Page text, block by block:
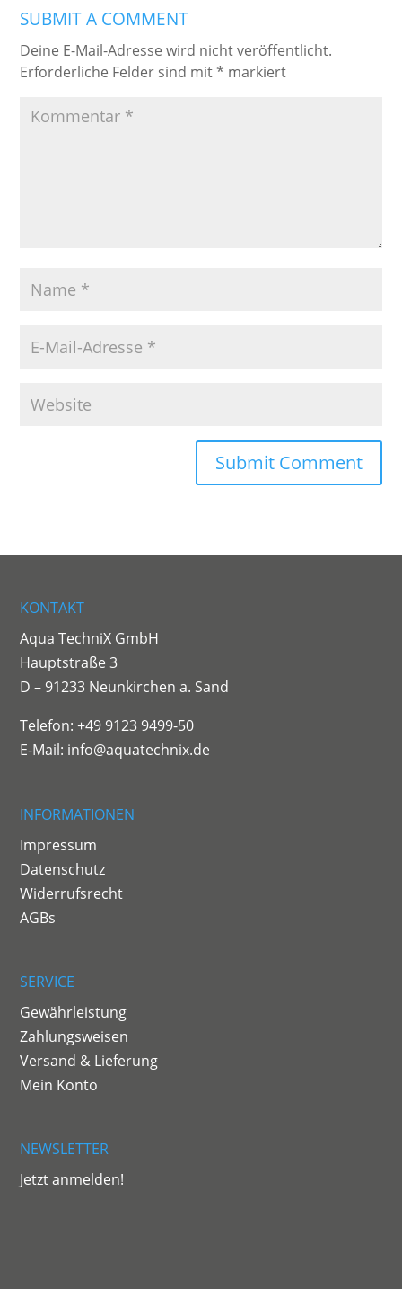
SUBMIT A COMMENT
Deine E-Mail-Adresse wird nicht veröffentlicht.
Erforderliche Felder sind mit* markiert
KONTAKT
Aqua TechniX GmbH
Hauptstraße 3
D – 91233 Neunkirchen a. Sand
Telefon: +49 9123 9499-50
E-Mail: info@aquatechnix.de
INFORMATIONEN
Impressum
Datenschutz
Widerrufsrecht
AGBs
SERVICE
Gewährleistung
Zahlungsweisen
Versand & Lieferung
Mein Konto
NEWSLETTER
Jetzt anmelden!